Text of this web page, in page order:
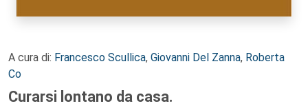
A cura di: Francesco Scullica, Giovanni Del Zanna, Roberta
Co
Curarsi lontano da casa.